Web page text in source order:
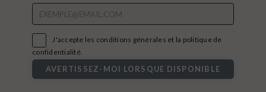
J'accepte les conditions générales et la politique de
confidentialité.
AVERTISSEZ-MOI LORSQUE DISPONIBLE